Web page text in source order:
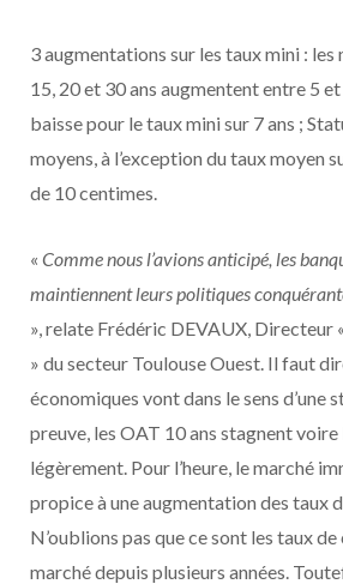
3 augmentations sur les taux mini : les
15, 20 et 30 ans augmentent entre 5
baisse pour le taux mini sur 7 ans ;
moyens, à l’exception du taux moyen
de 10 centimes.
« Comme nous l’avions anticipé, les
maintiennentleurs politiques
», relate Frédéric DEVAUX, Directeur
» du secteur Toulouse Ouest. Il faut
économiques vont dans le sens d’une
preuve, les OAT 10 ans stagnent
légèrement. Pour l’heure, le marché
propice à une augmentation des taux
N’oublions pas que ce sont les taux
marché depuis plusieurs années.